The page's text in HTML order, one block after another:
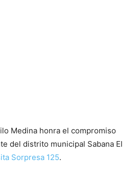
Medina honra el compromiso
del distrito municipal Sabana El
Sorpresa 125.